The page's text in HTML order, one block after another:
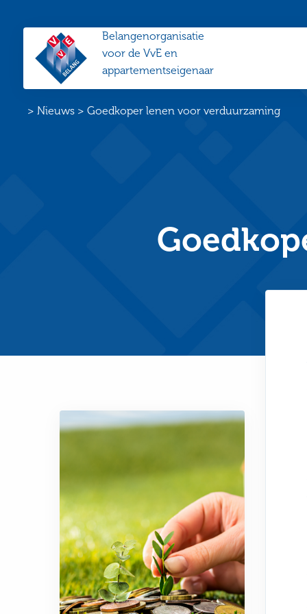
VvE
Belang
Belangenorganisatie
voor de VvE en
appartementseigenaar
Home
>Nieuws >Goedkoper lenen voor verduurzaming